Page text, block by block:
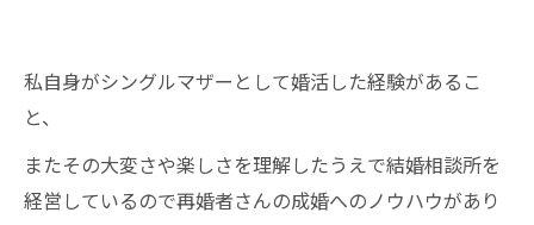
私自身がシングルマザーとして婚活した経験があるこ
と、
またその大変さや楽しさを理解したうえで結婚相談所を
経営しているので再婚者さんの成婚へのノウハウがあり